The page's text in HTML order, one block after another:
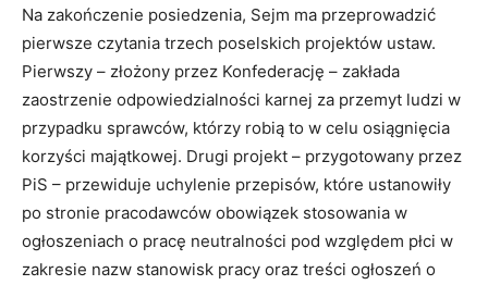
Na zakończenie posiedzenia, Sejm ma przeprowadzić
pierwsze czytania trzech poselskich projektów ustaw.
Pierwszy – złożony przez Konfederację – zakłada
zaostrzenie odpowiedzialności karnej za przemyt ludzi w
przypadku sprawców, którzy robią to w celu osiągnięcia
korzyści majątkowej. Drugi projekt – przygotowany przez
PiS – przewiduje uchylenie przepisów, które ustanowiły
po stronie pracodawców obowiązek stosowania w
ogłoszeniach o pracę neutralności pod względem płci w
zakresie nazw stanowisk pracy oraz treści ogłoszeń o